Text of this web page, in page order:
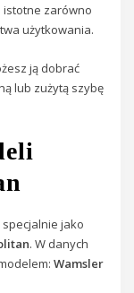
istotne zarówno
użytkowania.
ją dobrać
lub zużytą szybę
jako
. W danych
Wamsler